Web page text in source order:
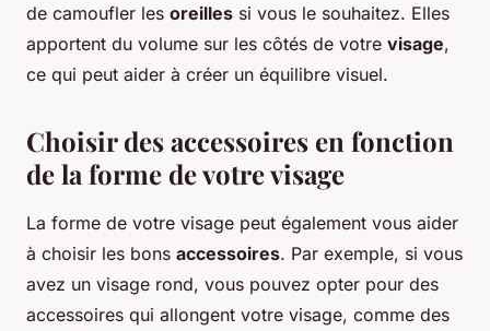
de camoufler les oreilles si vous le souhaitez. Elles
apportent du volume sur les côtés de votre visage,
ce qui peut aider à créer un équilibre visuel.
Choisir des accessoires en fonction
de la forme de votre visage
La forme de votre visage peut également vous aider
à choisir les bons accessoires. Par exemple, si vous
avez un visage rond, vous pouvez opter pour des
accessoires qui allongent votre visage, comme des